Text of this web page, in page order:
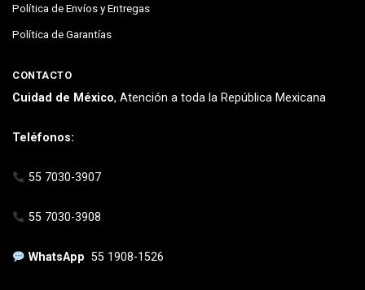
Política de Envíos y Entregas
Política de Garantías
CONTACTO
Cuidad de México, Atención a toda la República Mexicana
Teléfonos:
55 7030-3907
55 7030-3908
WhatsApp55 1908-1526